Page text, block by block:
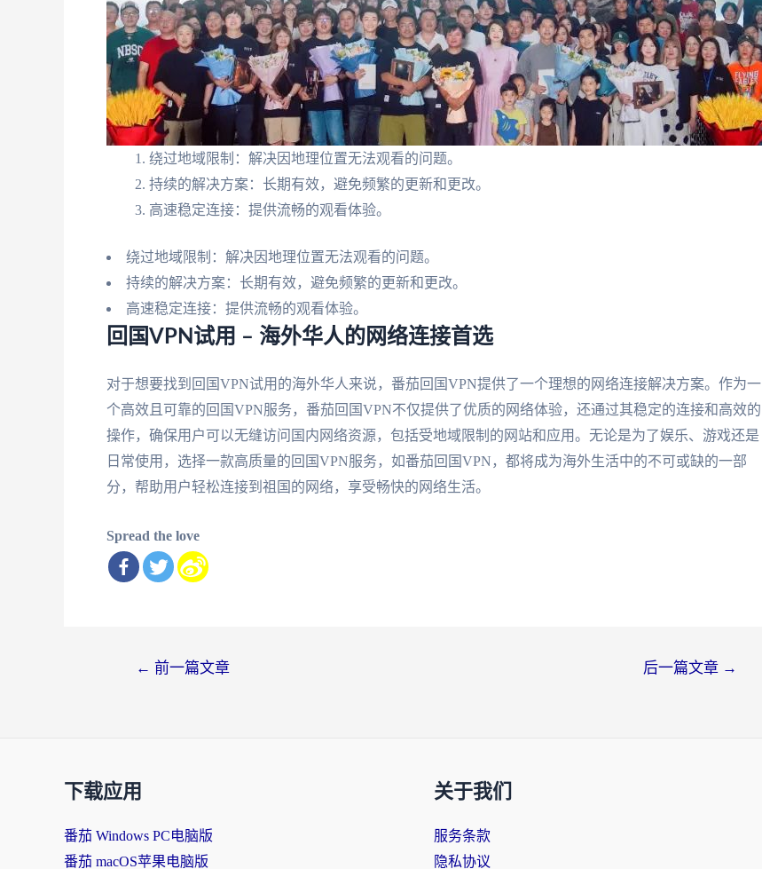
绕过地域限制：解决因地理位置无法观看的问题。
持续的解决方案：长期有效，避免频繁的更新和更改。
高速稳定连接：提供流畅的观看体验。
绕过地域限制：解决因地理位置无法观看的问题。
持续的解决方案：长期有效，避免频繁的更新和更改。
高速稳定连接：提供流畅的观看体验。
回国VPN试用 – 海外华人的网络连接首选
对于想要找到回国VPN试用的海外华人来说，番茄回国VPN提供了一个理想的网络连接解决方案。作为一
个高效且可靠的回国VPN服务，番茄回国VPN不仅提供了优质的网络体验，还通过其稳定的连接和高效的
操作，确保用户可以无缝访问国内网络资源，包括受地域限制的网站和应用。无论是为了娱乐、游戏还是
日常使用，选择一款高质量的回国VPN服务，如番茄回国VPN，都将成为海外生活中的不可或缺的一部
分，帮助用户轻松连接到祖国的网络，享受畅快的网络生活。
Spread the love
← 前一篇文章 后一篇文章 →
下载应用
番茄 Windows PC电脑版
番茄 macOS苹果电脑版
关于我们
服务条款
隐私协议